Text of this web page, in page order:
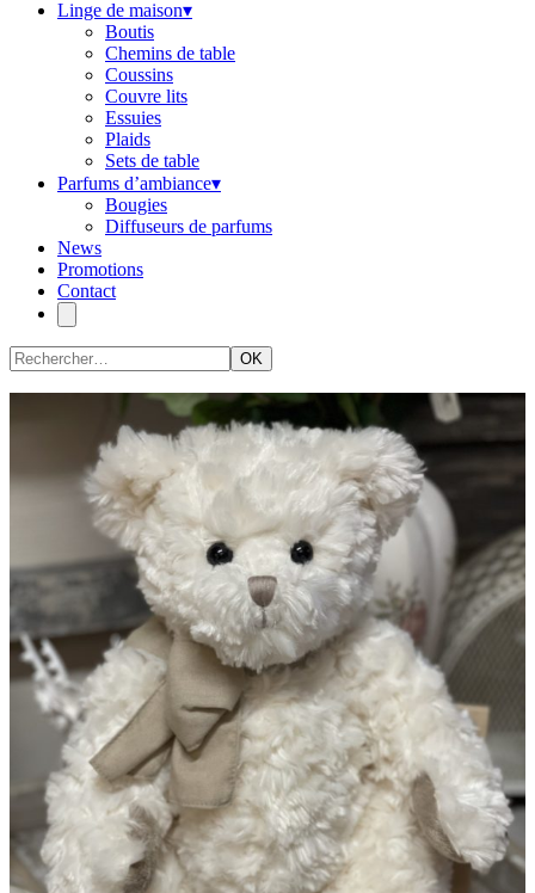
Linge de maison▾
Boutis
Chemins de table
Coussins
Couvre lits
Essuies
Plaids
Sets de table
Parfums d’ambiance▾
Bougies
Diffuseurs de parfums
News
Promotions
Contact
OK